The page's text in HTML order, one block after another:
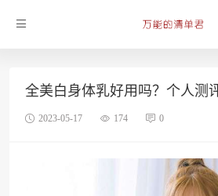
全美白身体乳好用吗？个人测
2023-05-17 174 0